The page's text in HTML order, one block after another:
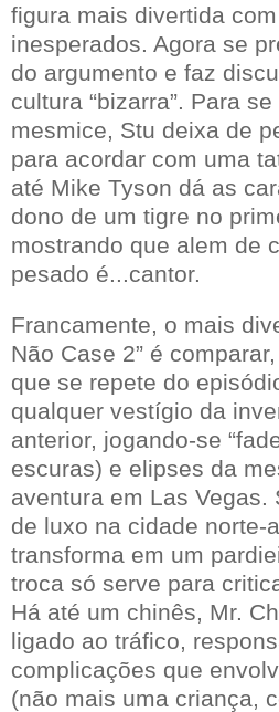
figura mais divertida
inesperados. Agora se
do argumento e faz
cultura “bizarra”. Para
mesmice, Stu deixa de
para acordar com uma
até Mike Tyson dá as
dono de um tigre no
mostrando que alem de
pesado é...cantor.
Francamente, o mais
Não Case 2” é
que se repete do
qualquer vestígio da
anterior, jogando-se
escuras) e elipses da
aventura em Las Vegas.
de luxo na cidade norte-
transforma em um
troca só serve para
Há até um chinês, Mr.
ligado ao tráfico,
complicações que
(não mais uma criança,